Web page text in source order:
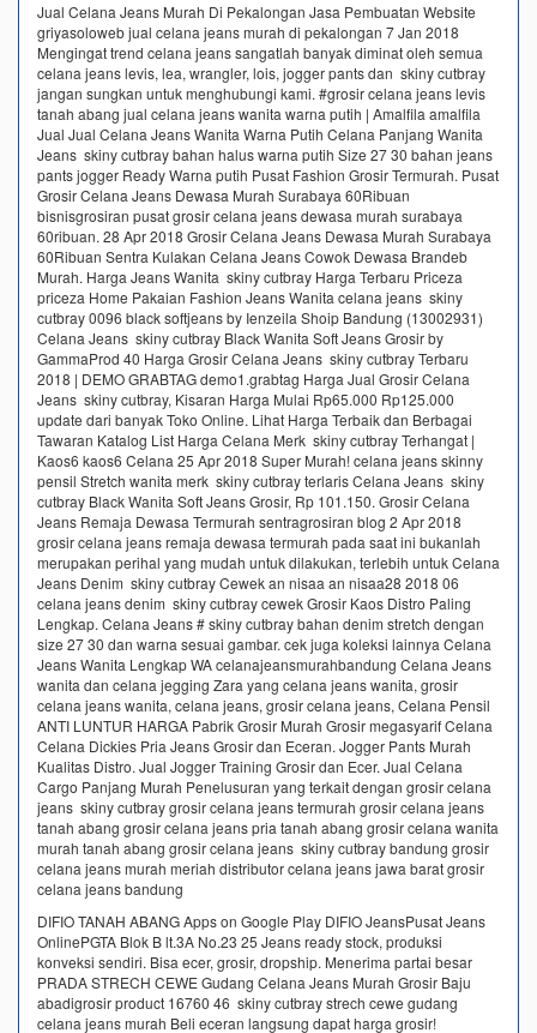
Jual Celana Jeans Murah Di Pekalongan Jasa Pembuatan Website
griyasoloweb jual celana jeans murah di pekalongan 7 Jan 2018
Mengingat trend celana jeans sangatlah banyak diminat oleh semua
celana jeans levis, lea, wrangler, lois, jogger pants dan skiny cutbray
jangan sungkan untuk menghubungi kami. #grosir celana jeans levis
tanah abang jual celana jeans wanita warna putih | Amalfila amalfila
Jual Jual Celana Jeans Wanita Warna Putih Celana Panjang Wanita
Jeans skiny cutbray bahan halus warna putih Size 27 30 bahan jeans
pants jogger Ready Warna putih Pusat Fashion Grosir Termurah. Pusat
Grosir Celana Jeans Dewasa Murah Surabaya 60Ribuan
bisnisgrosiran pusat grosir celana jeans dewasa murah surabaya
60ribuan. 28 Apr 2018 Grosir Celana Jeans Dewasa Murah Surabaya
60Ribuan Sentra Kulakan Celana Jeans Cowok Dewasa Brandeb
Murah. Harga Jeans Wanita skiny cutbray Harga Terbaru Priceza
priceza Home Pakaian Fashion Jeans Wanita celana jeans skiny
cutbray 0096 black softjeans by Ienzeila Shoip Bandung (13002931)
Celana Jeans skiny cutbray Black Wanita Soft Jeans Grosir by
GammaProd 40 Harga Grosir Celana Jeans skiny cutbray Terbaru
2018 | DEMO GRABTAG demo1.grabtag Harga Jual Grosir Celana
Jeans skiny cutbray, Kisaran Harga Mulai Rp65.000 Rp125.000
update dari banyak Toko Online. Lihat Harga Terbaik dan Berbagai
Tawaran Katalog List Harga Celana Merk skiny cutbray Terhangat |
Kaos6 kaos6 Celana 25 Apr 2018 Super Murah! celana jeans skinny
pensil Stretch wanita merk skiny cutbray terlaris Celana Jeans skiny
cutbray Black Wanita Soft Jeans Grosir, Rp 101.150. Grosir Celana
Jeans Remaja Dewasa Termurah sentragrosiran blog 2 Apr 2018
grosir celana jeans remaja dewasa termurah pada saat ini bukanlah
merupakan perihal yang mudah untuk dilakukan, terlebih untuk Celana
Jeans Denim skiny cutbray Cewek an nisaa an nisaa28 2018 06
celana jeans denim skiny cutbray cewek Grosir Kaos Distro Paling
Lengkap. Celana Jeans # skiny cutbray bahan denim stretch dengan
size 27 30 dan warna sesuai gambar. cek juga koleksi lainnya Celana
Jeans Wanita Lengkap WA celanajeansmurahbandung Celana Jeans
wanita dan celana jegging Zara yang celana jeans wanita, grosir
celana jeans wanita, celana jeans, grosir celana jeans, Celana Pensil
ANTI LUNTUR HARGA Pabrik Grosir Murah Grosir megasyarif Celana
Celana Dickies Pria Jeans Grosir dan Eceran. Jogger Pants Murah
Kualitas Distro. Jual Jogger Training Grosir dan Ecer. Jual Celana
Cargo Panjang Murah Penelusuran yang terkait dengan grosir celana
jeans skiny cutbray grosir celana jeans termurah grosir celana jeans
tanah abang grosir celana jeans pria tanah abang grosir celana wanita
murah tanah abang grosir celana jeans skiny cutbray bandung grosir
celana jeans murah meriah distributor celana jeans jawa barat grosir
celana jeans bandung
DIFIO TANAH ABANG Apps on Google Play DIFIO JeansPusat Jeans
OnlinePGTA Blok B lt.3A No.23 25 Jeans ready stock, produksi
konveksi sendiri. Bisa ecer, grosir, dropship. Menerima partai besar
PRADA STRECH CEWE Gudang Celana Jeans Murah Grosir Baju
abadigrosir product 16760 46 skiny cutbray strech cewe gudang
celana jeans murah Beli eceran langsung dapat harga grosir!